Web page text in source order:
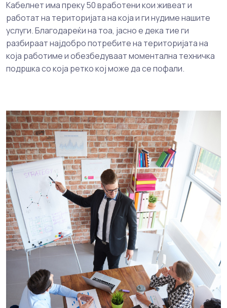
Кабелнет има преку 50 вработени кои живеат и
работат на територијата на која и ги нудиме нашите
услуги. Благодареќи на тоа, јасно е дека тие ги
разбираат најдобро потребите на територијата на
која работиме и обезбедуваат моментална техничка
подршка со која ретко кој може да се пофали.